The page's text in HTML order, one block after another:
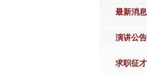
最新消息
演讲公告
求职征才